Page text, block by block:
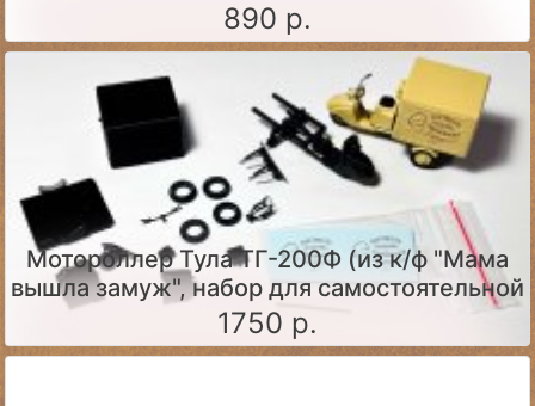
890 р.
Мотороллер Тула ТГ-200Ф (из к/ф "Мама
вышла замуж", набор для самостоятельной
сборки)
1750 р.